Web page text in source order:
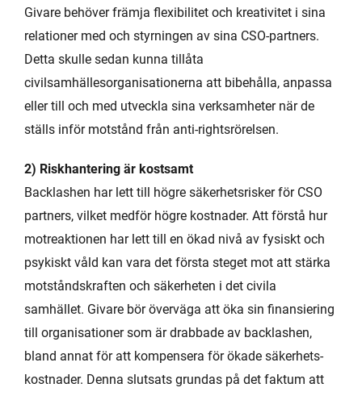
Givare behöver främja flexibilitet och kreativitet i sina
relationer med och styrningen av sina CSO-partners.
Detta skulle sedan kunna tillåta
civilsamhällesorganisationerna att bibehålla, anpassa
eller till och med utveckla sina verksamheter när de
ställs inför motstånd från anti-rightsrörelsen.
2) Riskhantering är kostsamt
Backlashen har lett till högre säkerhetsrisker för CSO
partners, vilket medför högre kostnader. Att förstå hur
motreaktionen har lett till en ökad nivå av fysiskt och
psykiskt våld kan vara det första steget mot att stärka
motståndskraften och säkerheten i det civila
samhället. Givare bör överväga att öka sin finansiering
till organisationer som är drabbade av backlashen,
bland annat för att kompensera för ökade säkerhets-
kostnader. Denna slutsats grundas på det faktum att